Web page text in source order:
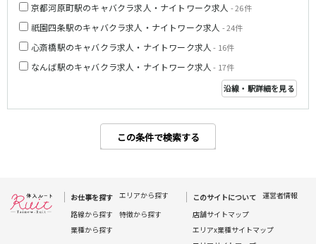
京都河原町駅のキャバクラ求人・ナイトワーク求人 - 26件
祇園四条駅のキャバクラ求人・ナイトワーク求人 - 24件
心斎橋駅のキャバクラ求人・ナイトワーク求人 - 16件
なんば駅のキャバクラ求人・ナイトワーク求人 - 17件
沿線・駅詳細を見る
この条件で検索する
なんば駅 西梅田駅
阪神なんば線
尼崎駅 九条駅
布施駅
お仕事を探す エリアから探す
路線から探す
特徴から探す
業種から探す
このサイトについて
運営者情報
店舗サイトマップ
エリアx業種サイトマップ